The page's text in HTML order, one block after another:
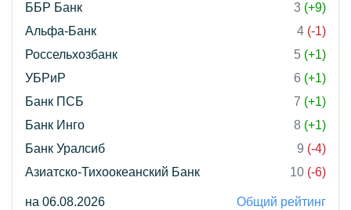
ББР Банк
3 (+9)
Альфа-Банк
4 (-1)
Россельхозбанк
5 (+1)
УБРиР
6 (+1)
Банк ПСБ
7 (+1)
Банк Инго
8 (+1)
Банк Уралсиб
9 (-4)
Азиатско-Тихоокеанский Банк
10 (-6)
на 06.08.2026 Общий рейтинг